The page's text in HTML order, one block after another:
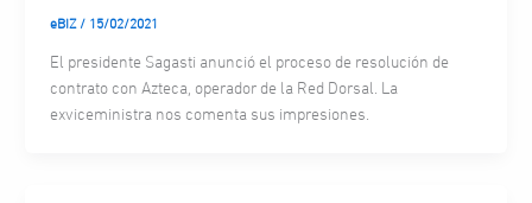
eBIZ / 15/02/2021
El presidente Sagasti anunció el proceso de resolución de
contrato con Azteca, operador de la Red Dorsal. La
exviceministra nos comenta sus impresiones.